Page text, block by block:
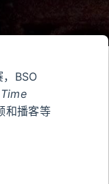
BSO
和播客等